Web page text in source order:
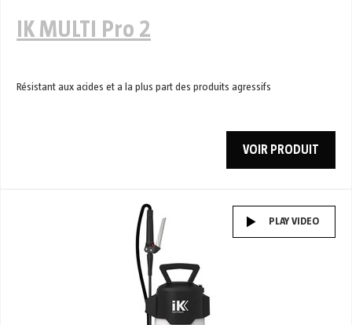
IK MULTI Pro 2
Résistant aux acides et a la plus part des produits agressifs
VOIR PRODUIT
PLAY VIDEO